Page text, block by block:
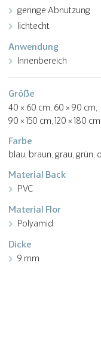
geringe Abnutzung
lichtecht
Anwendung
Innenbereich
Größe
40 × 60 cm, 60 × 90 cm,
90 × 150 cm, 120 × 180 cm
Farbe
blau, braun, grau, grün,
Material Back
PVC
Material Flor
Polyamid
Dicke
9 mm